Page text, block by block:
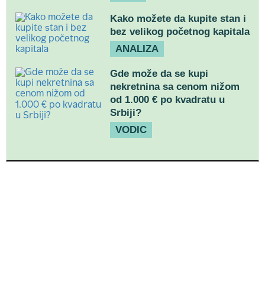
Kako možete da kupite stan i
bez velikog početnog kapitala
ANALIZA
Gde može da se kupi
nekretnina sa cenom nižom
od 1.000 € po kvadratu u
Srbiji?
VODIC